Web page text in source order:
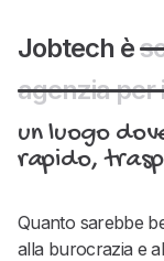
Jobtech è
agenzia per
un luogo
rapido,
Quanto sarebbe
alla burocrazia e